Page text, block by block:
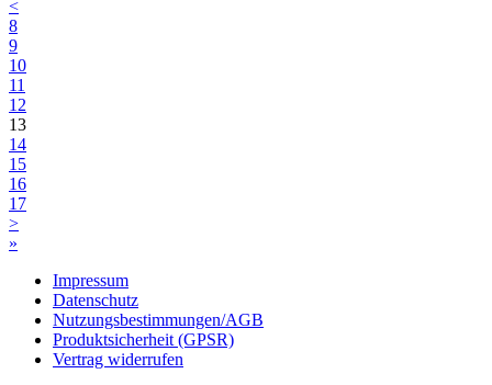
<
8
9
10
11
12
13
14
15
16
17
>
»
Impressum
Datenschutz
Nutzungsbestimmungen/AGB
Produktsicherheit (GPSR)
Vertrag widerrufen